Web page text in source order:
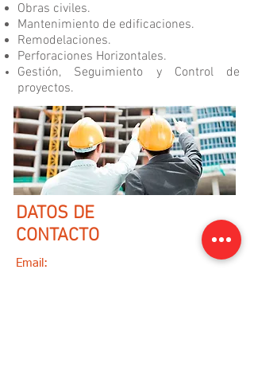
Obras civiles.
Mantenimiento de edificaciones.
Remodelaciones.
Perforaciones Horizontales.
Gestión, Seguimiento y Control de
proyectos.
DATOS DE
CONTACTO
Email: